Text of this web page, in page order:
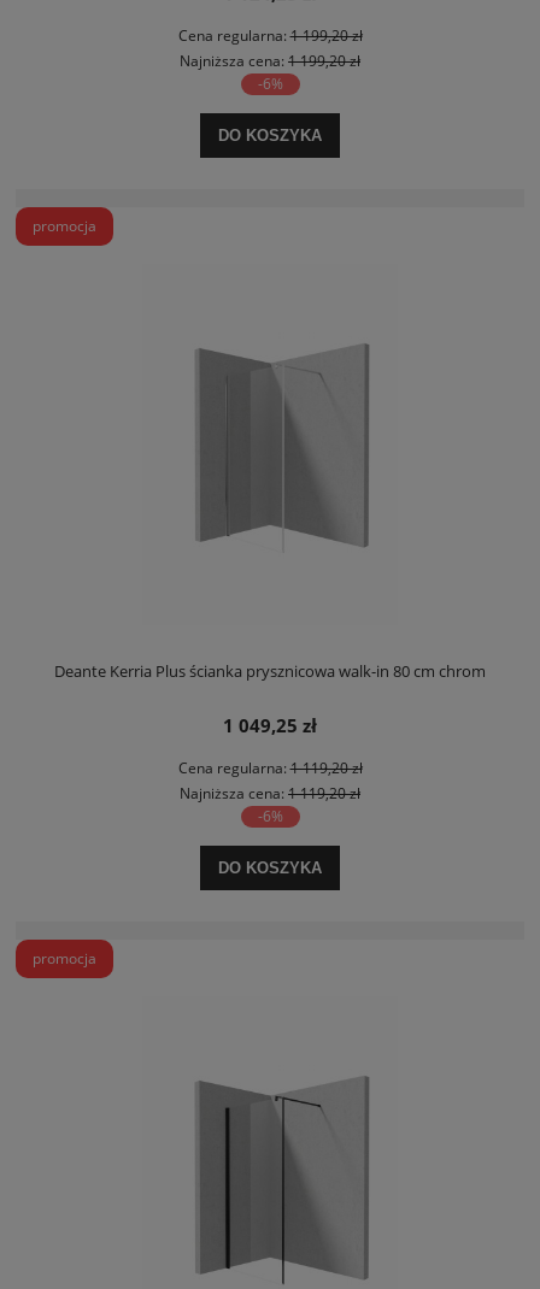
Cena regularna:1 199,20 zł
Najniższa cena: 1 199,20 zł
-6%
DO KOSZYKA
Deante Kerria Plus ścianka prysznicowa walk-in 80 cm chrom
1 049,25 zł
Cena regularna:1 119,20 zł
Najniższa cena: 1 119,20 zł
-6%
DO KOSZYKA
promocja
promocja